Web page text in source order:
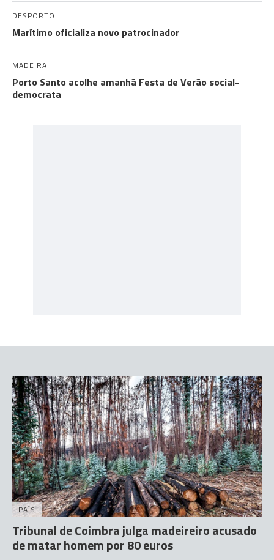
DESPORTO
Marítimo oficializa novo patrocinador
MADEIRA
Porto Santo acolhe amanhã Festa de Verão social-
democrata
PAÍS
Tribunal de Coimbra julga madeireiro acusado
de matar homem por 80 euros